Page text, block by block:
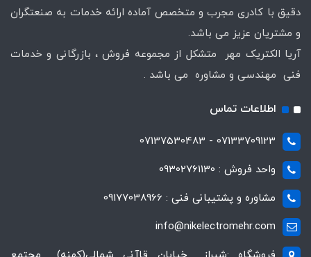
دقیق با کادری مجرب و متخصص آماده ارائه خدمات به صنعتگران
و مشتریان عزیز می باشد.
آریا الکتریک مهر متشکل از مجموعه فروش ، بازرگانی و خدمات
فنی مهندسی و مشاوره می باشد .
اطلاعات تماس
07133709123 - 07137530483
واحد فروش : 09302761130
مشاوره و پشتیبانی فنی : 09177038966
info@nikelectromehr.com